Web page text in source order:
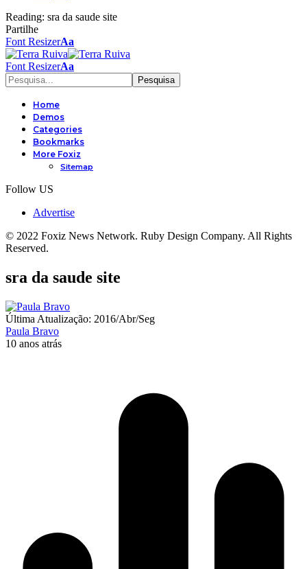
Reading: sra da saude site
Partilhe
Font ResizerAa
Font ResizerAa
Home
Demos
Categories
Bookmarks
More Foxiz
Sitemap
Follow US
Advertise
© 2022 Foxiz News Network. Ruby Design Company. All Rights
Reserved.
sra da saude site
Última Atualização: 2016/Abr/Seg
Paula Bravo
10 anos atrás